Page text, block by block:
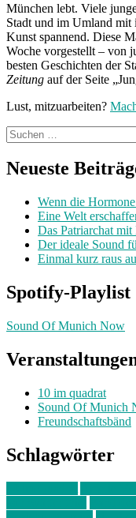
München lebt. Viele
Stadt und im Umland mit
Kunst spannend. Diese
Woche vorgestellt – von
besten Geschichten der
Zeitung auf der Seite
Lust, mitzuarbeiten?
Suchen
nach:
Neueste
Wenn die
Eine Welt
Das Patriarchat
Der ideale Sound
Einmal kurz raus
Spotify-Playlist
Sound Of Munich Now
10 im quadrat
Sound Of Munich
Freundschaftsbänd
Schlagwörter